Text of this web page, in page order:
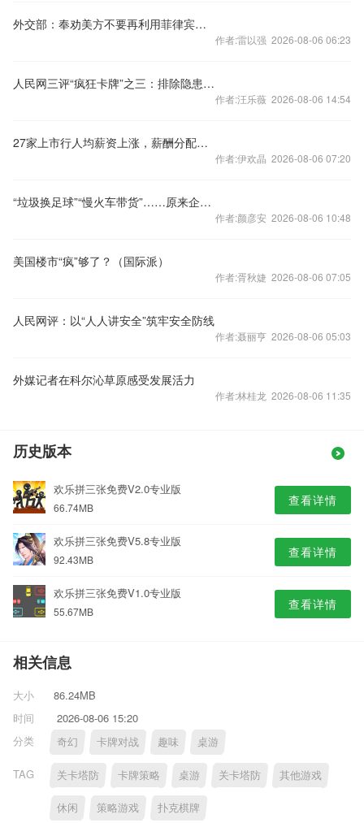
外交部：奉劝美方不要再利用菲律宾在南海挑事
作者:雷以强 2026-08-06 06:23
人民网三评“疯狂卡牌”之三：排除隐患，划下红线
作者:汪乐薇 2026-08-06 14:54
27家上市行人均薪资上涨，薪酬分配向一线倾斜提上日程！四部门发文：对机构、股东、实控人等终身问责
作者:伊欢晶 2026-08-06 07:20
“垃圾换足球”“慢火车带货”……原来企业社会责任还能这么做
作者:颜彦安 2026-08-06 10:48
美国楼市“疯”够了？（国际派）
作者:胥秋婕 2026-08-06 07:05
人民网评：以“人人讲安全”筑牢安全防线
作者:聂丽亨 2026-08-06 05:03
外媒记者在科尔沁草原感受发展活力
作者:林桂龙 2026-08-06 11:35
历史版本
欢乐拼三张免费V2.0专业版
66.74MB 查看详情
欢乐拼三张免费V5.8专业版
92.43MB 查看详情
欢乐拼三张免费V1.0专业版
55.67MB 查看详情
相关信息
大小
86.24MB
时间
2026-08-06 15:20
分类
奇幻 卡牌对战 趣味 桌游
TAG 关卡塔防 卡牌策略 桌游 关卡塔防 其他游戏
休闲 策略游戏 扑克棋牌